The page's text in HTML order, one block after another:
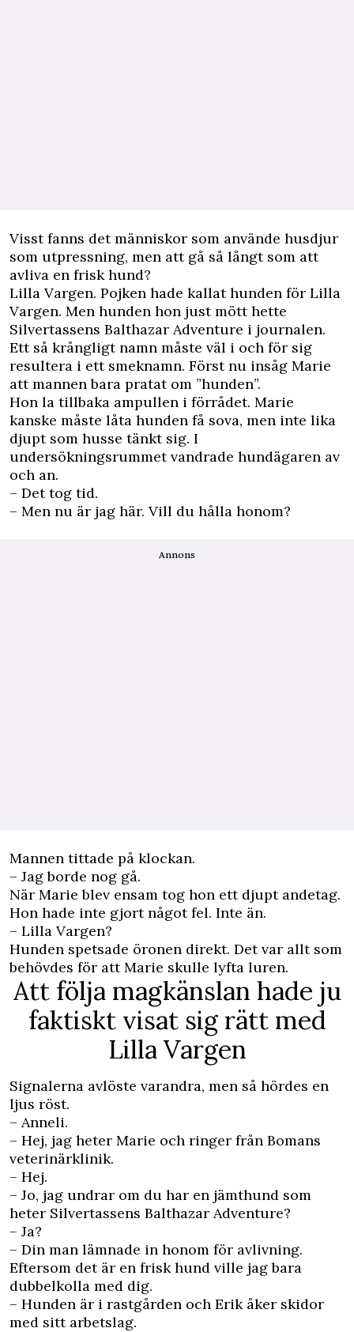
Visst fanns det människor som använde husdjur
som utpressning, men att gå så långt som att
avliva en frisk hund?
Lilla Vargen. Pojken hade kallat hunden för Lilla
Vargen. Men hunden hon just mött hette
Silvertassens Balthazar Adventure i journalen.
Ett så krångligt namn måste väl i och för sig
resultera i ett smeknamn. Först nu insåg Marie
att mannen bara pratat om ”hunden”.
Hon la tillbaka ampullen i förrådet. Marie
kanske måste låta hunden få sova, men inte lika
djupt som husse tänkt sig. I
undersökningsrummet vandrade hundägaren av
och an.
– Det tog tid.
– Men nu är jag här. Vill du hålla honom?
Annons
Mannen tittade på klockan.
– Jag borde nog gå.
När Marie blev ensam tog hon ett djupt andetag.
Hon hade inte gjort något fel. Inte än.
– Lilla Vargen?
Hunden spetsade öronen direkt. Det var allt som
behövdes för att Marie skulle lyfta luren.
Att följa magkänslan hade ju
faktiskt visat sig rätt med
Lilla Vargen
Signalerna avlöste varandra, men så hördes en
ljus röst.
– Anneli.
– Hej, jag heter Marie och ringer från Bomans
veterinärklinik.
– Hej.
– Jo, jag undrar om du har en jämthund som
heter Silvertassens Balthazar Adventure?
– Ja?
– Din man lämnade in honom för avlivning.
Eftersom det är en frisk hund ville jag bara
dubbelkolla med dig.
– Hunden är i rastgården och Erik åker skidor
med sitt arbetslag.